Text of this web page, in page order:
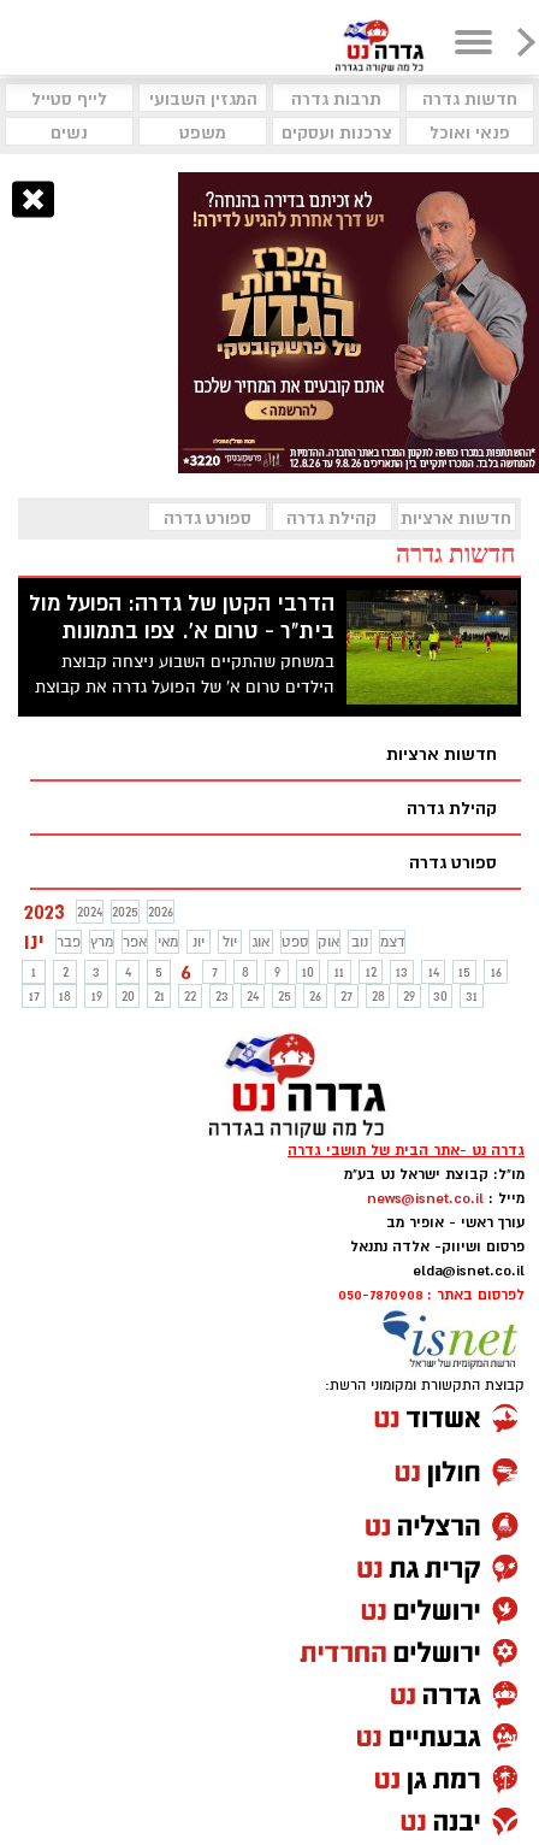
חדשות גדרה תרבות גדרה המגזין השבועי
לייף סטייל
פנאי ואוכל
צרכנות ועסקים משפט נשים
חדשות ארציות קהילת גדרה ספורט גדרה
חדשות גדרה
הדרבי הקטן של גדרה: הפועל מול
בית"ר - טרום א'. צפו בתמונות
במשחק שהתקיים השבוע ניצחה קבוצת
הילדים טרום א' של הפועל גדרה את קבוצת
טרום א' של בית"ר גדרה
חדשות ארציות
קהילת גדרה
ספורט גדרה
2023 2024 2025 2026
ינו פבר מרץ אפר מאי יונ יול אוג ספט אוק נוב
דצמ
1
2 3 4 5 6 7 8 9 10 11 12 13 14 15
16
17
18 19 20 21 22 23 24 25 26 27 28 29 30 31
גדרה נט -אתר הבית של תושבי גדרה
מו"ל: קבוצת ישראל נט בע"מ
מייל : news@isnet.co.il
עורך ראשי - אופיר מב
פרסום ושיווק- אלדה נתנאל
elda@isnet.co.il
לפרסום באתר : 050-7870908
קבוצת התקשורת ומקומוני הרשת: